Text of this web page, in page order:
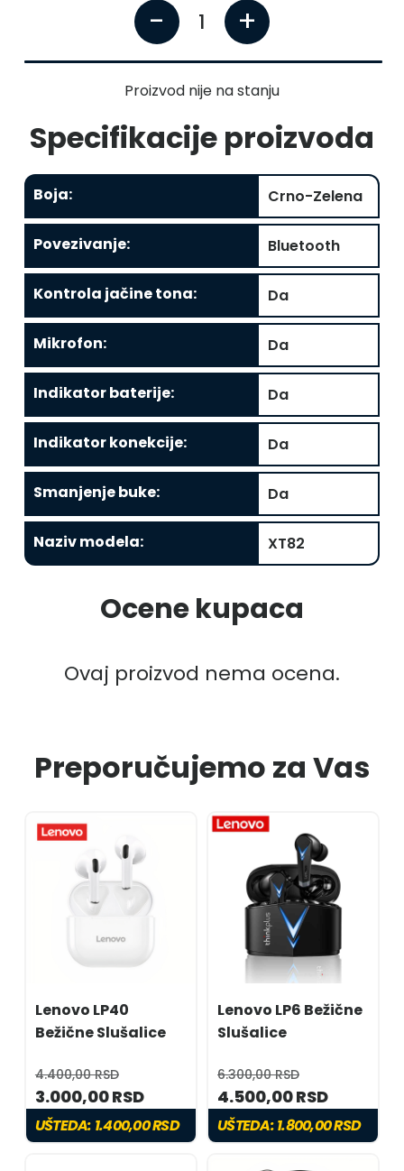
- 1 +
Proizvod nije na stanju
Specifikacije proizvoda
Boja: Crno-Zelena
Povezivanje: Bluetooth
Kontrola jačine tona: Da
Mikrofon: Da
Indikator baterije: Da
Indikator konekcije: Da
Smanjenje buke: Da
Naziv modela: XT82
Ocene kupaca
Ovaj proizvod nema ocena.
Preporučujemo za Vas
Lenovo LP40
Bežične Slušalice
4.400,00 RSD
3.000,00 RSD
UŠTEDA: 1.400,00 RSD
Lenovo LP6 Bežične
Slušalice
6.300,00 RSD
4.500,00 RSD
UŠTEDA:1.800,00 RSD